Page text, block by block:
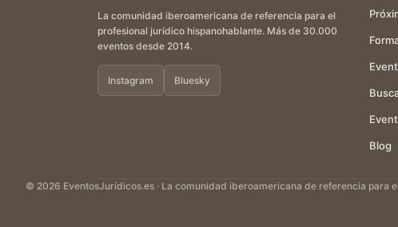
La comunidad iberoamericana de referencia para el
profesional jurídico hispanohablante. Más de 30.000
eventos desde 2014.
Instagram Bluesky
Blog
© 2026 EventosJurídicos.es · La comunidad iberoamericana de referencia para